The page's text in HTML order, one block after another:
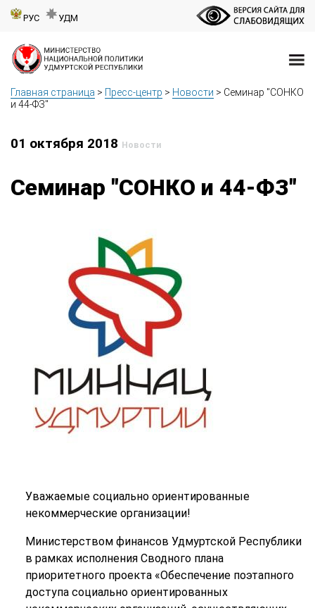
РУС УДМ
Главная страница > Пресс-центр > Новости > Семинар "СОНКО
и 44-ФЗ"
01 октября 2018 Новости
Семинар "СОНКО и 44-ФЗ"
Уважаемые социально ориентированные
некоммерческие организации!
Министерством финансов Удмуртской Республики
в рамках исполнения Сводного плана
приоритетного проекта «Обеспечение поэтапного
доступа социально ориентированных